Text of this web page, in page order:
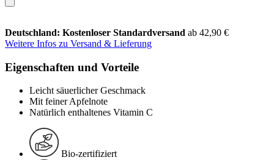
Deutschland: Kostenloser Standardversand ab 42,90 €
Weitere Infos zu Versand & Lieferung
Eigenschaften und Vorteile
Leicht säuerlicher Geschmack
Mit feiner Apfelnote
Natürlich enthaltenes Vitamin C
Bio-zertifiziert